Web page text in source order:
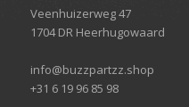
Veenhuizerweg 47
1704 DR Heerhugowaard
info@buzzpartzz.shop
+31 6 19 96 85 98